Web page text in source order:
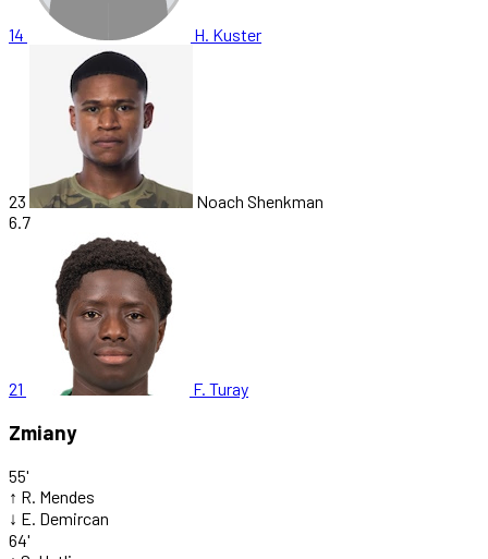
14 H. Kuster
23
Noach Shenkman
6.7
21 F. Turay
Zmiany
55'
↑ R. Mendes
↓ E. Demircan
64'